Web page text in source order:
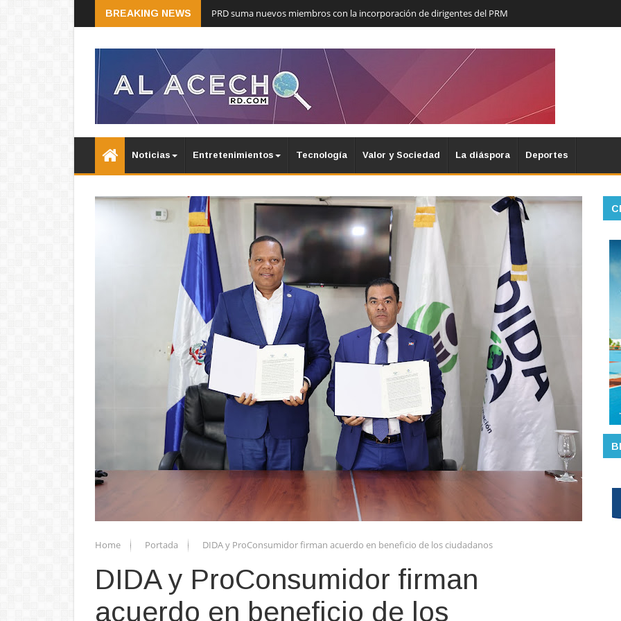
BREAKING NEWS PRD suma nuevos miembros con la incorporación de dirigentes del PRM
Noticias Entretenimientos Tecnología Valor y Sociedad La diáspora Deportes
Home Portada DIDA y ProConsumidor firman acuerdo en beneficio de los ciudadanos
DIDA y ProConsumidor firman
acuerdo en beneficio de los